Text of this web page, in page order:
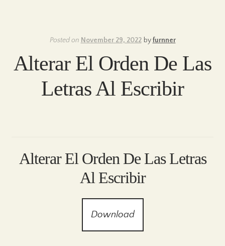
Posted on November 29, 2022 byfurnner
Alterar El Orden De Las
Letras Al Escribir
Alterar El Orden De Las Letras
Al Escribir
Download